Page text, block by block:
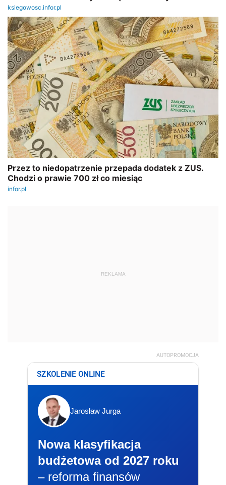
REKLAMA
AUTOPROMOCJA
SZKOLENIE ONLINE
Jarosław Jurga
Nowa klasyfikacja
budżetowa od 2027 roku
– reforma finansów